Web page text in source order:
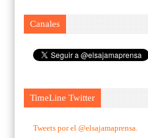
Canales
TimeLine Twitter
Tweets por el @elsajamaprensa.